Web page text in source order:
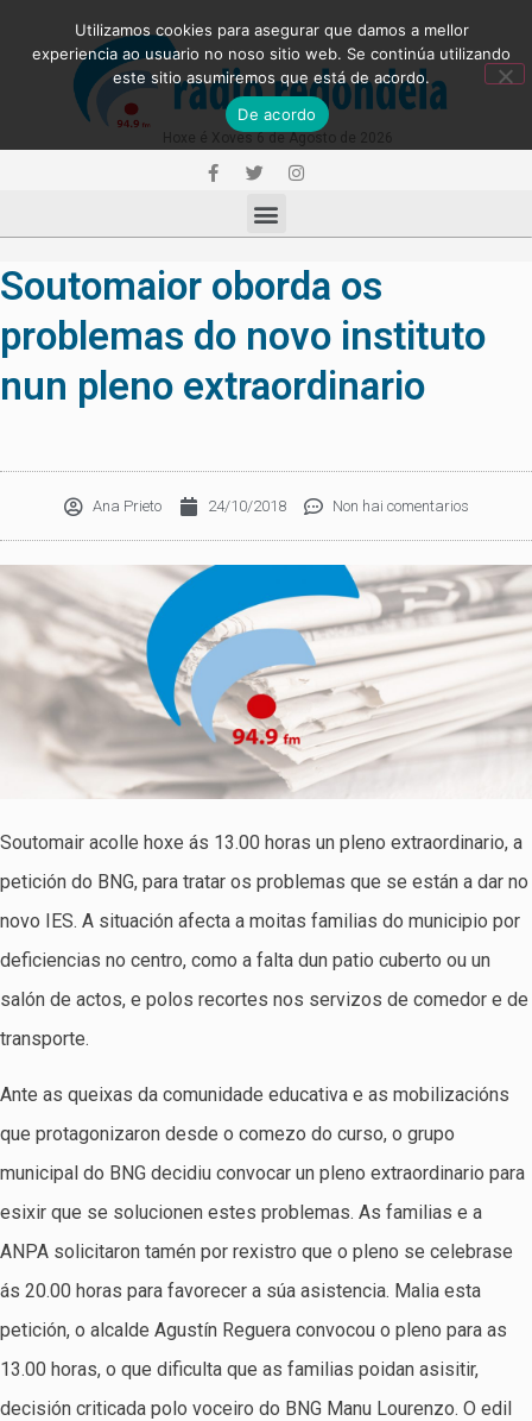
Soutomaior oborda os
problemas do novo instituto
nun pleno extraordinario
Ana Prieto 24/10/2018 Non hai comentarios
Soutomair acolle hoxe ás 13.00 horas un pleno extraordinario, a
petición do BNG, para tratar os problemas que se están a dar no
novo IES. A situación afecta a moitas familias do municipio por
deficiencias no centro, como a falta dun patio cuberto ou un
salón de actos, e polos recortes nos servizos de comedor e de
transporte.
Ante as queixas da comunidade educativa e as mobilizacións
que protagonizaron desde o comezo do curso, o grupo
municipal do BNG decidiu convocar un pleno extraordinario para
esixir que se solucionen estes problemas. As familias e a
ANPA solicitaron tamén por rexistro que o pleno se celebrase
ás 20.00 horas para favorecer a súa asistencia. Malia esta
petición, o alcalde Agustín Reguera convocou o pleno para as
13.00 horas, o que dificulta que as familias poidan asisitir,
decisión criticada polo voceiro do BNG Manu Lourenzo. O edil
Utilizamos cookies para asegurar que damos a mellor
experiencia ao usuario no noso sitio web. Se continúa utilizando
este sitio asumiremos que está de acordo.
De acordo